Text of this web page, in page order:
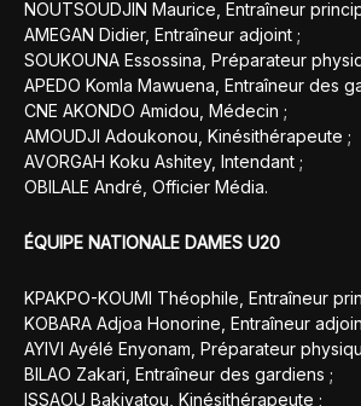
NOUTSOUDJIN Maurice, Entraîneur
AMEGAN Didier, Entraîneur adjoint ;
SOUKOUNA Essossina, Préparateur
APEDO Komla Mawuena, Entraîneur des
CNE AKONDO Amidou, Médecin ;
AMOUDJI Adoukonou, Kinésithérapeute ;
AVORGAH Koku Ashitey, Intendant ;
OBILALE André, Officier Média.
ÉQUIPE NATIONALE DAMES U20
KPAKPO-KOUMI Théophile, Entraîneur
KOBARA Adjoa Honorine, Entraîneur
AYIVI Ayélé Enyonam, Préparateur
BILAO Zakari, Entraîneur des gardiens ;
ISSAOU Bakiyatou, Kinésithérapeute ;